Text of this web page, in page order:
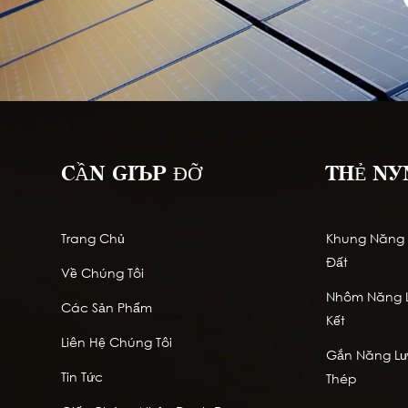
CẦN GIÚP ĐỠ
Trang Chủ
Về Chúng Tôi
Các Sản Phẩm
Liên Hệ Chúng Tôi
Tin Tức
THẺ
Khung Năng
Đất
Nhôm Năng
Kết
Gắn Năng
Thép